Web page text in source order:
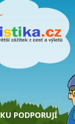
PODPORUJÍ